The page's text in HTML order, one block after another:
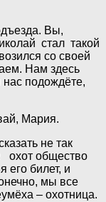
Вы,
стал такой
со своей
Нам здесь
подождёте,
Мария.
не так
охот общество
его билет, и
мы все
– охотница.